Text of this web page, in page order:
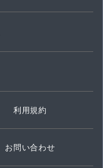
利用規約
お問い合わせ